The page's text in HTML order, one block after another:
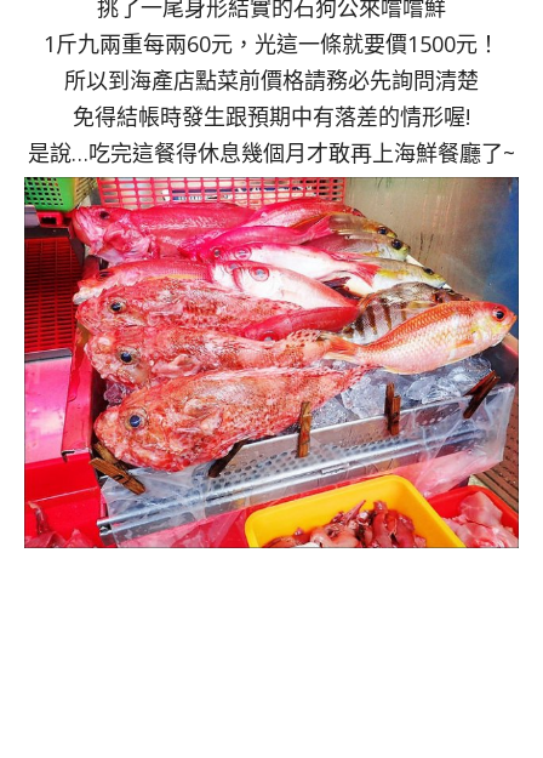
挑了一尾身形結實的石狗公來嚐嚐鮮
1斤九兩重每兩60元，光這一條就要價1500元！
所以到海產店點菜前價格請務必先詢問清楚
免得結帳時發生跟預期中有落差的情形喔!
是說…吃完這餐得休息幾個月才敢再上海鮮餐廳了~